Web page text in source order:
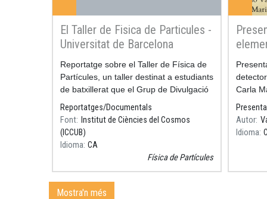
El Taller de Fisica de Particules -
Universitat de Barcelona
Resum
Reportatge sobre el Taller de Física de
Partícules, un taller destinat a estudiants
de batxillerat que el Grup de Divulgació
de Física de Partícules de la UB
organitza anualment a la Facultat de Fí
Reportatges/Documentals
Font
Institut de Ciències del Cosmos
(ICCUB)
Idioma CA
Física de Partícules
Resum
Carla
Autor
Idioma
Mostra'n més